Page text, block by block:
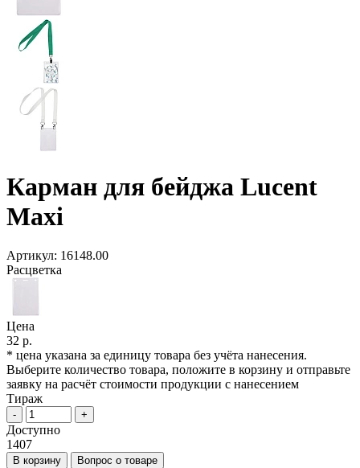
Карман для бейджа Lucent
Maxi
Артикул: 16148.00
Расцветка
Цена
32 р.
* цена указана за единицу товара без учёта нанесения.
Выберите количество товара, положите в корзину и отправьте
заявку на расчёт стоимости продукции с нанесением
Тираж
- +
Доступно
1407
В корзину Вопрос о товаре